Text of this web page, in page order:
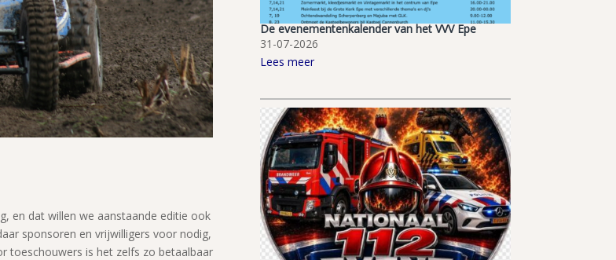
en dat willen we aanstaande editie ook
sponsoren en vrijwilligers voor nodig,
toeschouwers is het zelfs zo betaalbaar
De evenementenkalender van het VVV Epe
31-07-2026
Lees meer